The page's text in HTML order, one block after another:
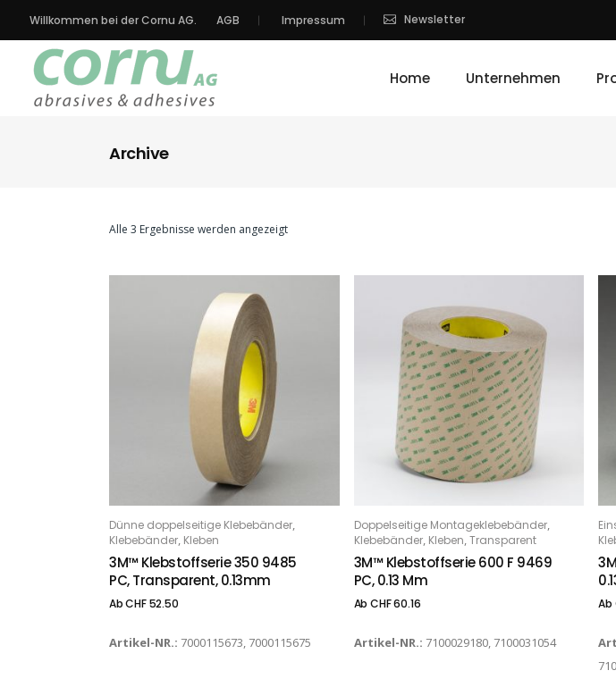
Willkommen bei der Cornu AG. AGB Impressum Newsletter
Home Unternehmen
Archive
Alle 3 Ergebnisse werden angezeigt
OPTIONS
Dieses Produkt weist mehrere Varianten auf. Die Optionen können auf der Produktseite gewählt werden
Dünne doppelseitige Klebebänder
Klebebänder Kleben
3M™ Klebstoffserie 350 9485
PC, Transparent, 0.13mm
AbCHF52.50
Artikel-NR.: 7000115673, 7000115675
OPTIONS
Doppelseitige Montageklebebänder,
Klebebänder, Kleben Transparent
3M™ Klebstoffserie 600 F 9469
PC, 0.13 Mm
AbCHF60.16
Artikel-NR.: 7100029180, 7100031054
Dieses Produkt weist mehrere
Ab